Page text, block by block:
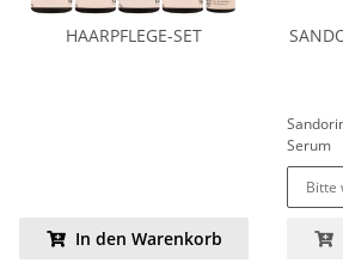
HAARPFLEGE-SET
In den Warenkorb
Serum
Bitte